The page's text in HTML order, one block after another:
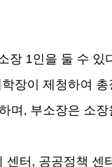
장 1인을 둘 수 있
장이 제청하여
며 , 부소장은 소
센터 , 공공정책 센